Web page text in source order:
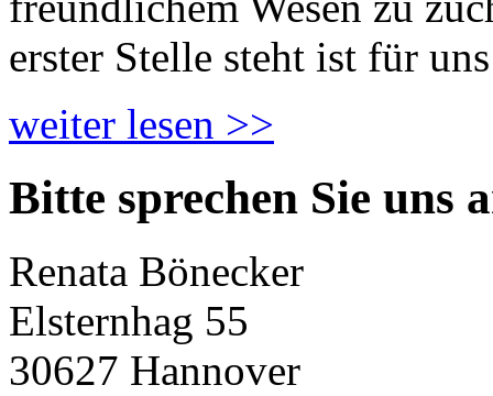
erster Stelle steht ist für
weiter lesen >>
Bitte sprechen Sie uns
Renata Bönecker
Elsternhag 55
30627 Hannover